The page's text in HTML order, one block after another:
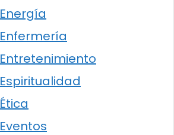
Energía
Enfermería
Entretenimiento
Espiritualidad
Ética
Eventos